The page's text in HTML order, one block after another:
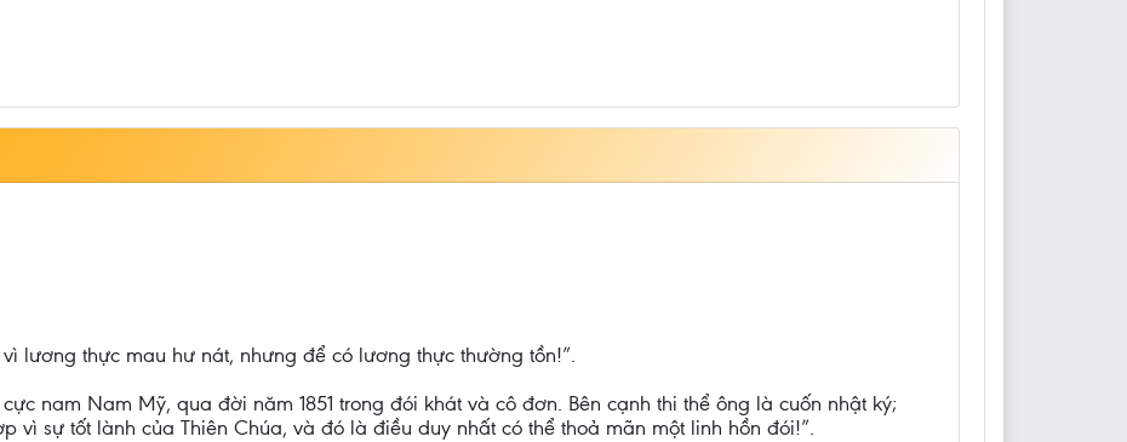
lương thực mau hư nát, nhưng để có lương thực thường tồn!”.
nam Nam Mỹ, qua đời năm 1851 trong đói khát và cô đơn. Bên cạnh thi thể ông là cuốn nhật ký;
vì sự tốt lành của Thiên Chúa, và đó là điều duy nhất có thể thoả mãn một linh hồn đói!”.